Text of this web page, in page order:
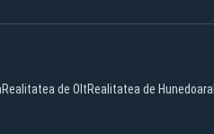
Realitatea de OltRealitatea de Hunedoara